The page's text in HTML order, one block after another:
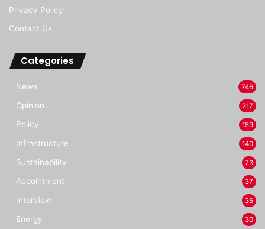
Privacy Policy
Contact Us
Categories
News 746
Opinion 217
Policy 159
Infrastructure 140
Sustainability 73
Appointment 37
Interview 35
Energy 30